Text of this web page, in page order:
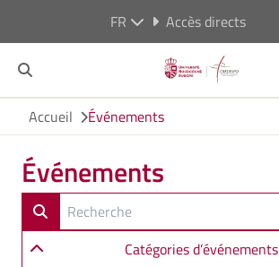
FR Accès directs
Accueil Événements
Événements
Catégories d’événements